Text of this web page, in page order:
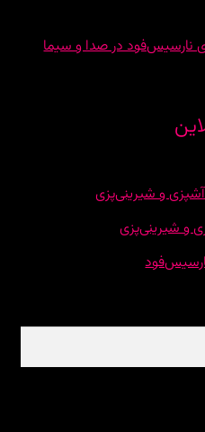
نارسیس‌فود در صدا و سیما
و شیرینی‌پزی
و شیرینی‌پزی